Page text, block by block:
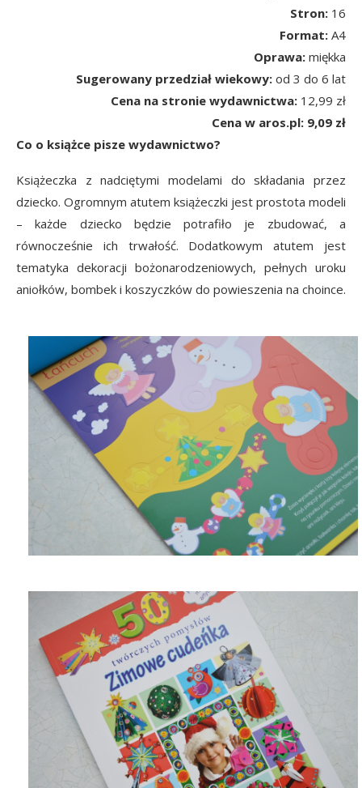
Stron: 16
Format: A4
Oprawa: miękka
Sugerowany przedział wiekowy: od 3 do 6 lat
Cena na stronie wydawnictwa: 12,99 zł
Cena w aros.pl: 9,09 zł
Co o książce pisze wydawnictwo?
Książeczka z nadciętymi modelami do składania przez
dziecko. Ogromnym atutem książeczki jest prostota modeli
– każde dziecko będzie potrafiło je zbudować, a
równocześnie ich trwałość. Dodatkowym atutem jest
tematyka dekoracji bożonarodzeniowych, pełnych uroku
aniołków, bombek i koszyczków do powieszenia na choince.